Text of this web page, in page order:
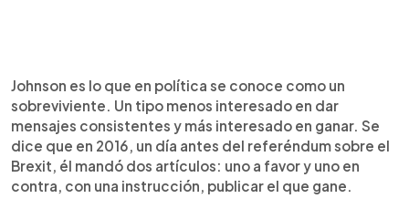
Johnson es lo que en política se conoce como un
sobreviviente. Un tipo menos interesado en dar
mensajes consistentes y más interesado en ganar. Se
dice que en 2016, un día antes del referéndum sobre el
Brexit, él mandó dos artículos: uno a favor y uno en
contra, con una instrucción, publicar el que gane.